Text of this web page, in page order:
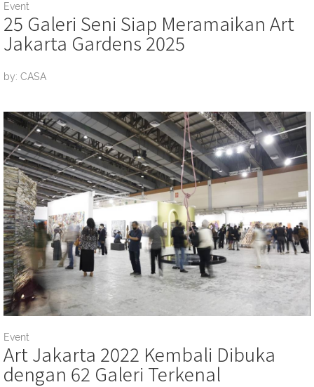
Event
25 Galeri Seni Siap Meramaikan Art
Jakarta Gardens 2025
by: CASA
Event
Art Jakarta 2022 Kembali Dibuka
dengan 62 Galeri Terkenal